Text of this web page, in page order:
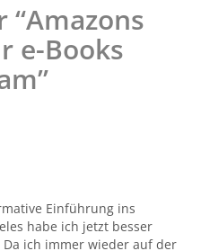
e-Books
Einführung ins
habe ich jetzt besser
ich immer wieder auf der